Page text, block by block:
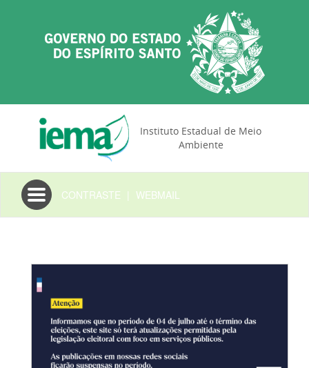
Instituto Estadual de Meio
Ambiente
Toggle
navigation
CONTRASTE | WEBMAIL